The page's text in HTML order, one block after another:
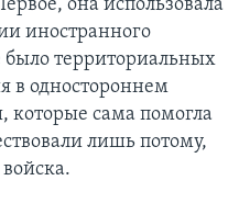
она использовала
иностранного
было территориальных
в одностороннем
сама помогла
лишь потому,